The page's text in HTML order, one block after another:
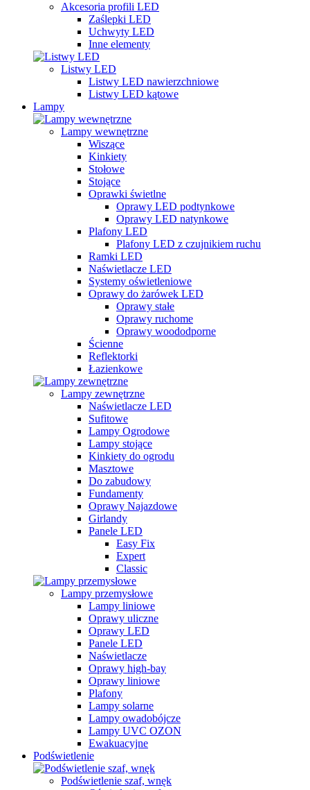
Akcesoria profili LED
Zaślepki LED
Uchwyty LED
Inne elementy
Listwy LED
Listwy LED nawierzchniowe
Listwy LED kątowe
Lampy
Lampy wewnętrzne
Wiszące
Kinkiety
Stołowe
Stojące
Oprawki świetlne
Oprawy LED podtynkowe
Oprawy LED natynkowe
Plafony LED
Plafony LED z czujnikiem ruchu
Ramki LED
Naświetlacze LED
Systemy oświetleniowe
Oprawy do żarówek LED
Oprawy stałe
Oprawy ruchome
Oprawy woododporne
Ścienne
Reflektorki
Łazienkowe
Lampy zewnętrzne
Naświetlacze LED
Sufitowe
Lampy Ogrodowe
Lampy stojące
Kinkiety do ogrodu
Masztowe
Do zabudowy
Fundamenty
Oprawy Najazdowe
Girlandy
Panele LED
Easy Fix
Expert
Classic
Lampy przemysłowe
Lampy liniowe
Oprawy uliczne
Oprawy LED
Panele LED
Naświetlacze
Oprawy high-bay
Oprawy liniowe
Plafony
Lampy solarne
Lampy owadobójcze
Lampy UVC OZON
Ewakuacyjne
Podświetlenie
Podświetlenie szaf, wnęk